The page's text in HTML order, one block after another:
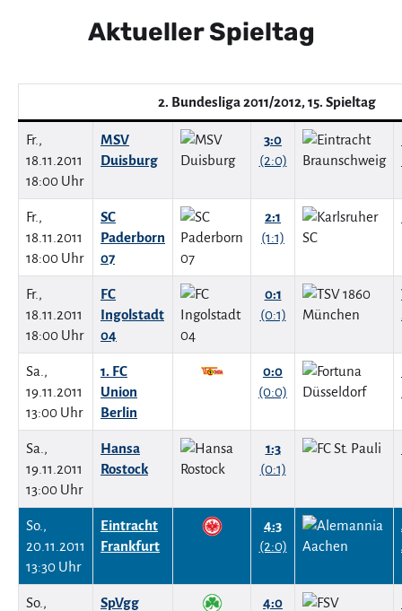
Aktueller Spieltag
2. Bundesliga 2011/2012, 15. Spieltag
Fr.,
18.11.2011
18:00 Uhr
MSV
Duisburg
3:0
(2:0)
Fr.,
18.11.2011
18:00 Uhr
SC
Paderborn
07
2:1
(1:1)
Fr.,
18.11.2011
18:00 Uhr
FC
Ingolstadt
04
0:1
(0:1)
Sa.,
19.11.2011
13:00 Uhr
1. FC
Union
Berlin
0:0
(0:0)
Sa.,
19.11.2011
13:00 Uhr
Hansa
Rostock
1:3
(0:1)
So.,
20.11.2011
13:30 Uhr
Eintracht
Frankfurt
4:3
(2:0)
So.,
SpVgg
4:0